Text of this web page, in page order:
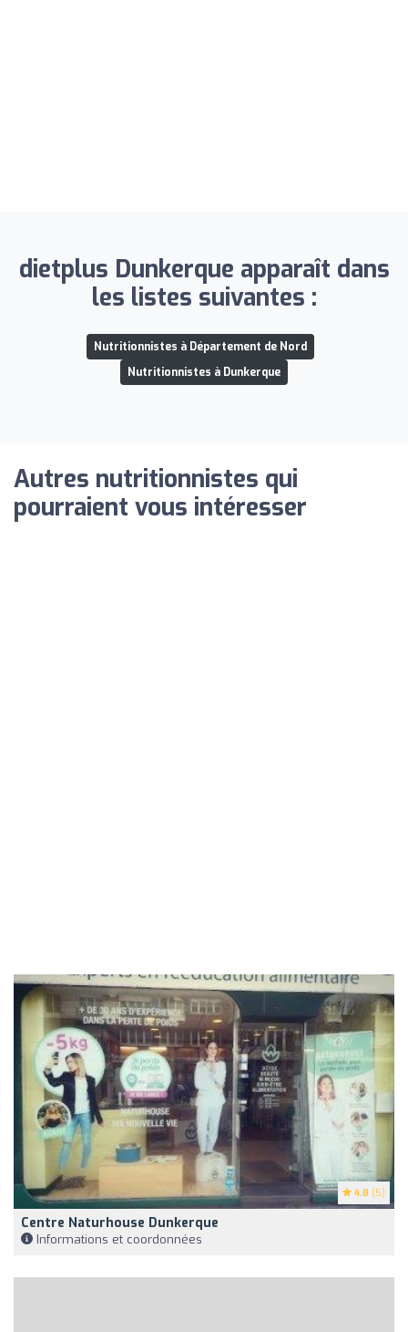
dietplus Dunkerque apparaît dans
les listes suivantes :
Nutritionnistes à Département de Nord
Nutritionnistes à Dunkerque
Autres nutritionnistes qui
pourraient vous intéresser
4.8 (5)
Centre Naturhouse Dunkerque
Informations et coordonnées